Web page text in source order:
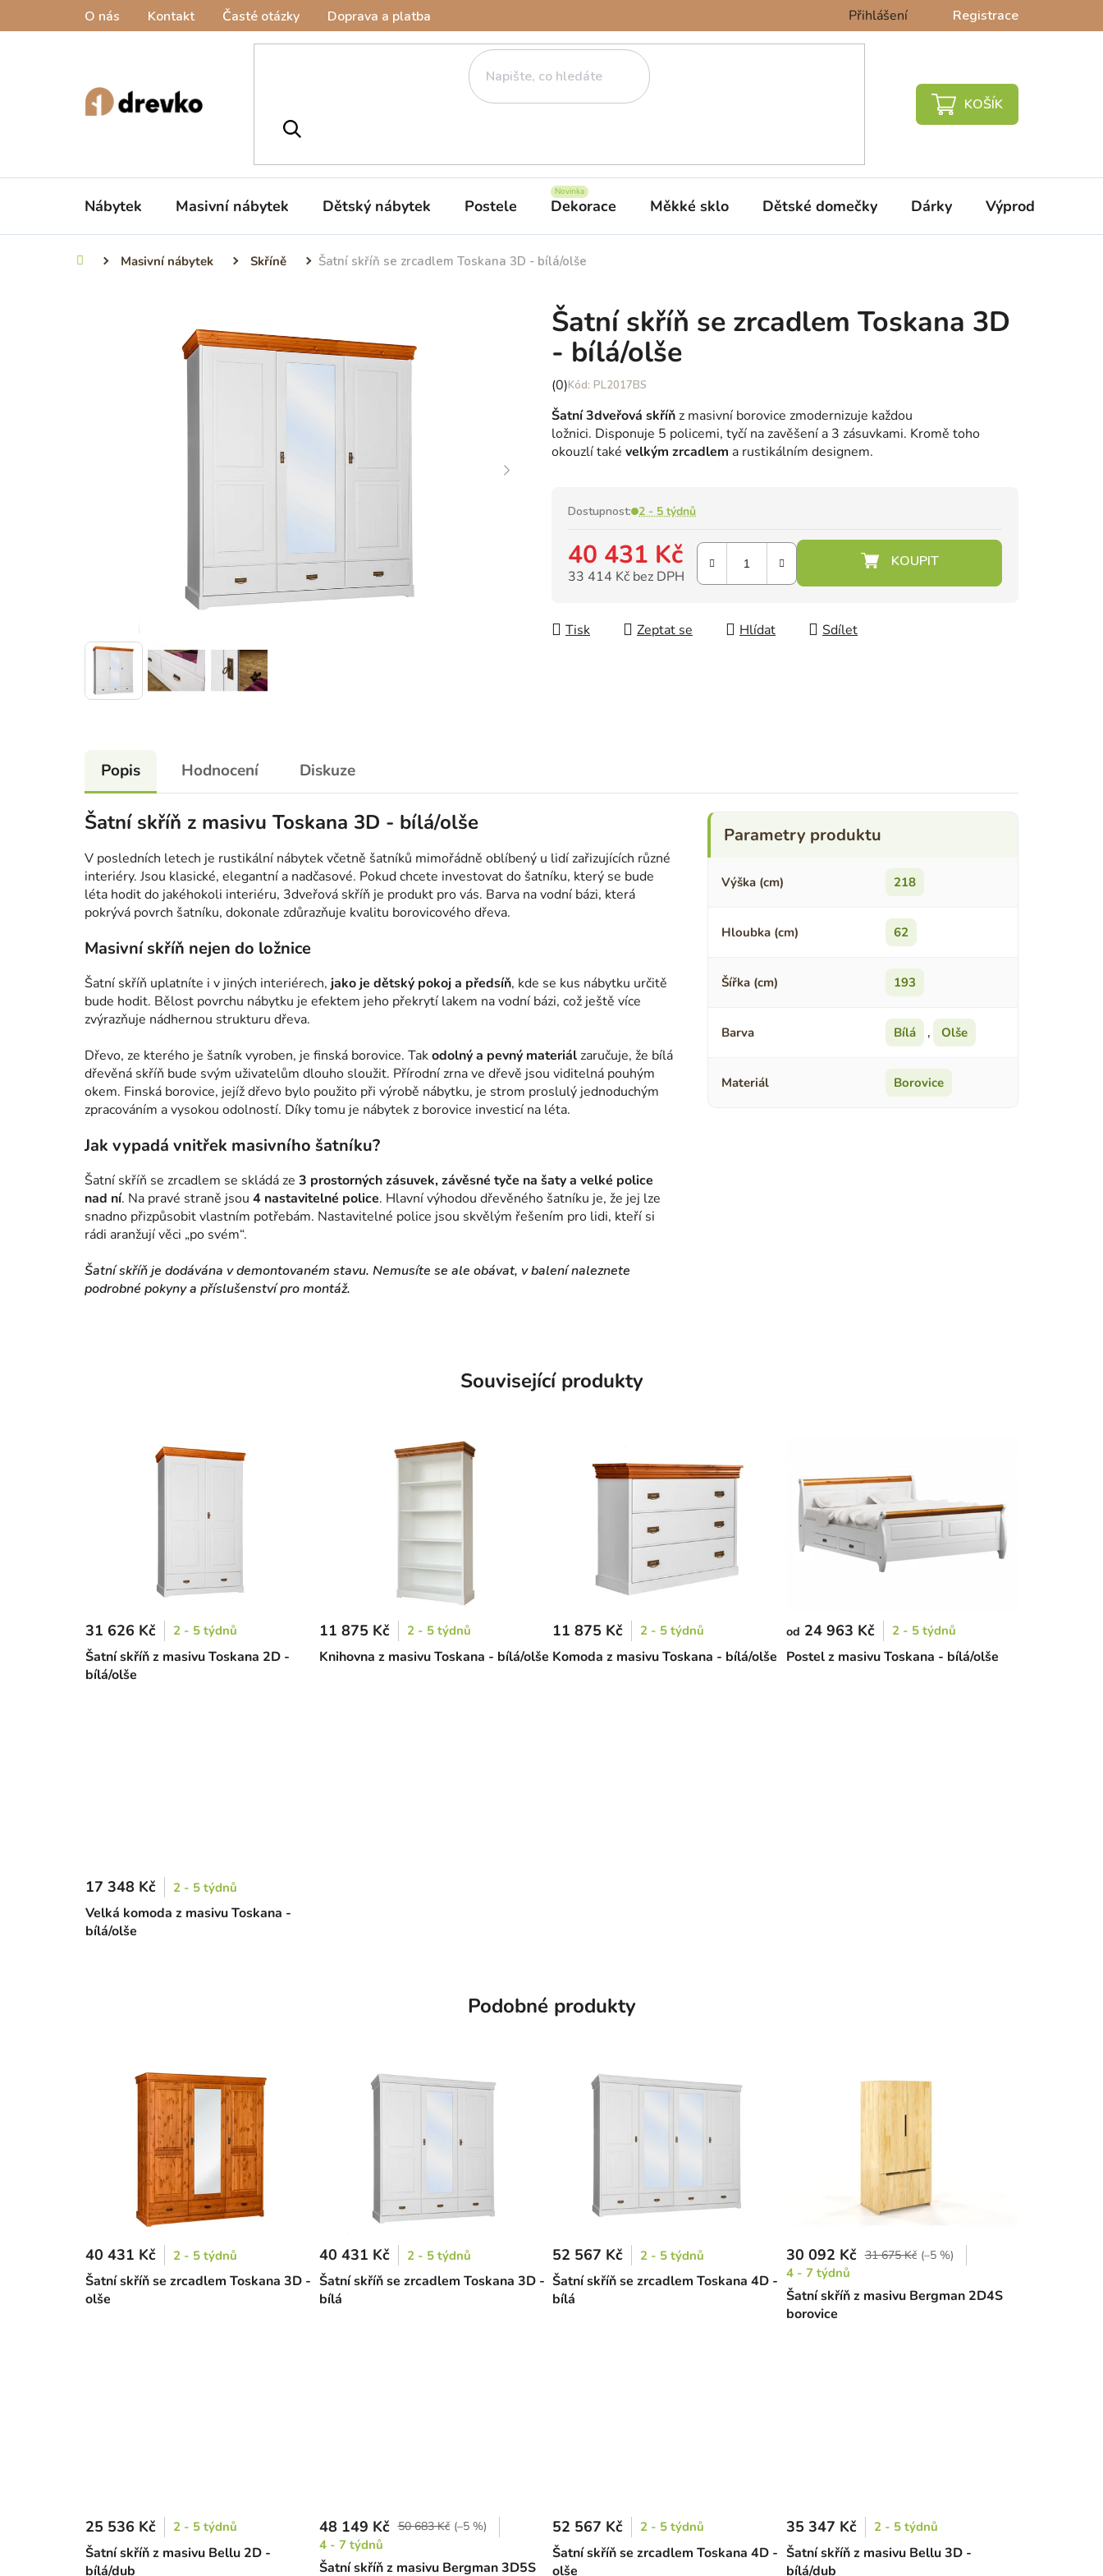
O nás Kontakt Časté otázky Doprava a platba Přihlášení Registrace
NÁKUPNÍ
Nábytek Masivní nábytek Dětský nábytek Postele Dekorace Měkké sklo Dětské domečky Dárky Výprodej %
Domů Masivní nábytek Skříně Šatní skříň se zrcadlem Toskana 3D - bílá/olše
Šatní skříň se zrcadlem Toskana 3D
- bílá/olše
Průměrné
produktu
je
0,0
hvězdiček.
(0) PL2017BS
Šatní 3dveřová skříňz masivní borovice zmodernizuje každou
ložnici. Disponuje 5 policemi, tyčí na zavěšení a 3 zásuvkami. Kromě toho
okouzlí také velkým zrcadlem a rustikálním designem.
Dostupnost: 2 - 5 týdnů
40 431 Kč
33 414 Kč bez DPH
Tisk
Zeptat se Hlídat Sdílet
Popis Hodnocení Diskuze
Šatní skříň z masivu Toskana 3D - bílá/olše
V posledních letech je rustikální nábytek včetně šatníků mimořádně oblíbený u lidí zařizujících různé
interiéry. Jsou klasické, elegantní a nadčasové. Pokud chcete investovat do šatníku, který se bude
léta hodit do jakéhokoli interiéru, 3dveřová skříň je produkt pro vás. Barva na vodní bázi, která
pokrývá povrch šatníku, dokonale zdůrazňuje kvalitu borovicového dřeva.
Masivní skříň nejen do ložnice
Šatní skříň uplatníte i v jiných interiérech, jako je dětský pokoj a předsíň, kde se kus nábytku určitě
bude hodit. Bělost povrchu nábytku je efektem jeho překrytí lakem na vodní bázi, což ještě více
zvýrazňuje nádhernou strukturu dřeva.
Dřevo, ze kterého je šatník vyroben, je finská borovice. Takodolný a pevný materiálzaručuje, že bílá
dřevěná skříň bude svým uživatelům dlouho sloužit. Přírodní zrna ve dřevě jsou viditelná pouhým
okem. Finská borovice, jejíž dřevo bylo použito při výrobě nábytku, je strom proslulý jednoduchým
zpracováním a vysokou odolností. Díky tomu je nábytek z borovice investicí na léta.
Jak vypadá vnitřek masivního šatníku?
Šatní skříň se zrcadlem se skládá ze 3 prostorných zásuvek, závěsné tyče na šaty a velké police
nad ní. Na pravé straně jsou 4 nastavitelné police. Hlavní výhodou dřevěného šatníku je, že jej lze
snadno přizpůsobit vlastním potřebám. Nastavitelné police jsou skvělým řešením pro lidi, kteří si
rádi aranžují věci „po svém“.
Šatní skříň je dodávána v demontovaném stavu. Nemusíte se ale obávat, v balení naleznete
podrobné pokyny a příslušenství pro montáž.
Výška (cm) 218
Hloubka (cm) 62
Šířka (cm) 193
Barva Bílá , Olše
Materiál Borovice
Související produkty
Šatní skříň z masivu Toskana 2D -
bílá/olše
31 626 Kč 2 - 5 týdnů
Knihovna z masivu Toskana - bílá/olše
11 875 Kč 2 - 5 týdnů
Komoda z masivu Toskana - bílá/olše
11 875 Kč 2 - 5 týdnů
Postel z masivu Toskana - bílá/olše
od 24 963 Kč 2 - 5 týdnů
Velká komoda z masivu Toskana -
bílá/olše
17 348 Kč 2 - 5 týdnů
Podobné produkty
Šatní skříň se zrcadlem Toskana 3D -
olše
40 431 Kč 2 - 5 týdnů
Šatní skříň se zrcadlem Toskana 3D -
bílá
40 431 Kč 2 - 5 týdnů
Šatní skříň se zrcadlem Toskana 4D -
bílá
52 567 Kč 2 - 5 týdnů
Šatní skříň z masivu Bergman 2D4S
borovice
30 092 Kč 31 675 Kč (–5 %)
4 - 7 týdnů
Šatní skříň z masivu Bellu 2D -
bílá/dub
25 536 Kč 2 - 5 týdnů
Šatní skříň z masivu Bergman 3D5S
48 149 Kč 50 683 Kč (–5 %)
4 - 7 týdnů
Šatní skříň se zrcadlem Toskana 4D -
olše
52 567 Kč 2 - 5 týdnů
Šatní skříň z masivu Bellu 3D -
bílá/dub
35 347 Kč 2 - 5 týdnů